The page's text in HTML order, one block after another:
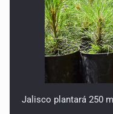
Jalisco plantará 250